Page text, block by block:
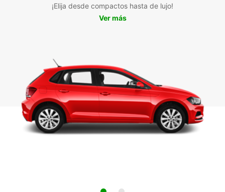
¡Elija desde compactos hasta de lujo!
Ver más